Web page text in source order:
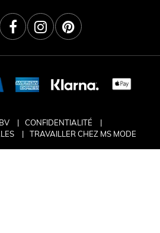
CONFIDENTIALITÉ
TRAVAILLER CHEZ MS MODE